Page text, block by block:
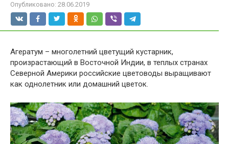
Опубликовано: 28.06.2019
Агератум – многолетний цветущий кустарник,
произрастающий в Восточной Индии, в теплых странах
Северной Америки российские цветоводы выращивают
как однолетник или домашний цветок.